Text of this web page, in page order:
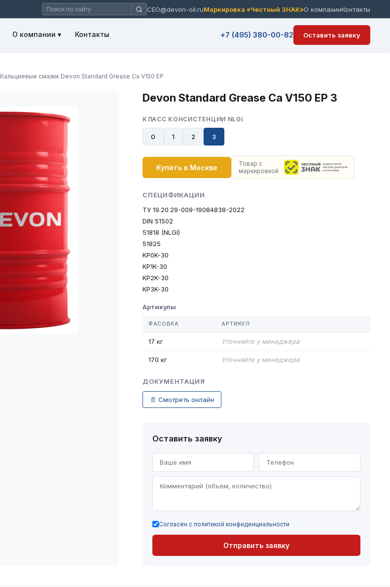
CEO@devon-oil.ruМаркировка «Честный ЗНАК»О компанииКонтакты
О компании ▾ Контакты +7 (495) 380-00-82 Оставить заявку
Кальциевые смазки Devon Standard Grease Ca V150 EP
Devon Standard Grease Ca V150 EP 3
КЛАСС КОНСИСТЕНЦИИ NLGI
0 1 2 3
Купить в Москве
Товар с
маркировкой
СПЕЦИФИКАЦИИ
ТУ 19.20.29-009-19084838-2022
DIN 51502
51818 (NLGI)
51825
KP0K-30
KP1K-30
KP2K-30
KP3K-30
Артикулы
ФАСОВКА АРТИКУЛ
17 кг Уточняйте у менеджера
170 кг Уточняйте у менеджера
ДОКУМЕНТАЦИЯ
📄 Смотреть онлайн
Оставить заявку
Согласен с политикой конфиденциальности
Отправить заявку